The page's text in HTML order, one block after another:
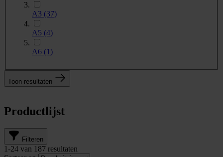
A3 (37)
A5 (4)
A6 (1)
Toon resultaten
Productlijst
Filteren
1-24 van 187 resultaten